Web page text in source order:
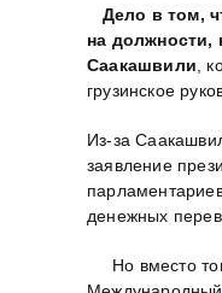
Дело в том,
на должности,
Саакашвили,
грузинское
Из-за
заявление
денежных
Но вместо